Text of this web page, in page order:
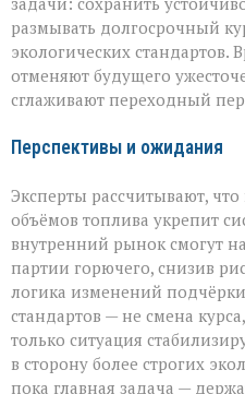
размывать долгосрочный
экологических
отменяют будущего
сглаживают переходный
Перспективы и ожидания
Эксперты рассчитывают,
объёмов топлива укрепит
внутренний рынок смогут
партии горючего, снизив
логика изменений
стандартов — не смена
только ситуация
в сторону более строгих
пока главная задача —